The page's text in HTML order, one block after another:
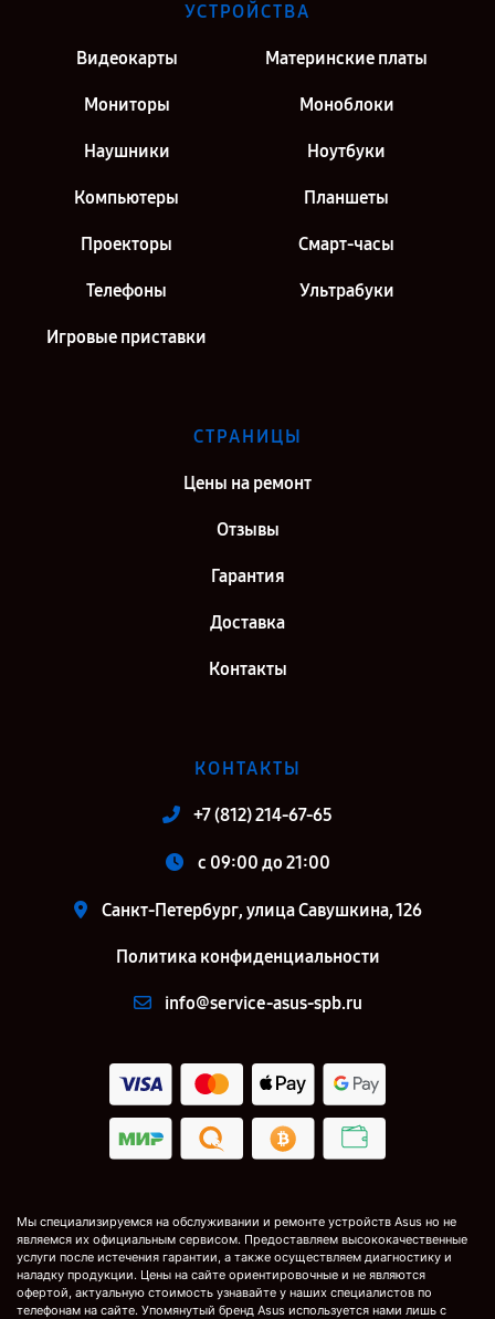
УСТРОЙСТВА
Видеокарты Материнские платы
Мониторы Моноблоки
Наушники Ноутбуки
Компьютеры Планшеты
Проекторы Смарт-часы
Телефоны Ультрабуки
Игровые приставки
СТРАНИЦЫ
Цены на ремонт
Отзывы
Гарантия
Доставка
Контакты
КОНТАКТЫ
+7 (812) 214-67-65
c 09:00 до 21:00
Санкт-Петербург, улица Савушкина, 126
Политика конфиденциальности
info@service-asus-spb.ru
Мы специализируемся на обслуживании и ремонте устройств Asus но не
являемся их официальным сервисом. Предоставляем высококачественные
услуги после истечения гарантии, а также осуществляем диагностику и
наладку продукции. Цены на сайте ориентировочные и не являются
офертой, актуальную стоимость узнавайте у наших специалистов по
телефонам на сайте. Упомянутый бренд Asus используется нами лишь с